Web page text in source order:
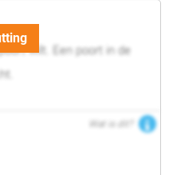
wilt. Een poort in de
Wat is dit?